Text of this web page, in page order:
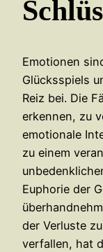
Emotionen
Glücksspiels
Reiz bei. Die
erkennen, zu
emotionale
zu einem
Euphorie der
der Verluste
verfallen, hat